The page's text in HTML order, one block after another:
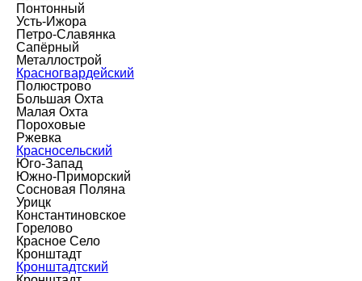
Понтонный
Усть-Ижора
Петро-Славянка
Сапёрный
Металлострой
Красногвардейский
Полюстрово
Большая Охта
Малая Охта
Пороховые
Ржевка
Красносельский
Юго-Запад
Южно-Приморский
Сосновая Поляна
Урицк
Константиновское
Горелово
Красное Село
Кронштадт
Кронштадтский